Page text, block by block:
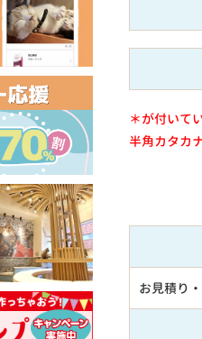
＊が付いて
半角カタカ
お見積り